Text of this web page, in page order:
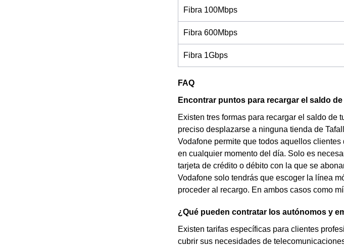
Fibra 100Mbps
Fibra 600Mbps
Fibra 1Gbps
FAQ
Encontrar puntos para recargar el saldo
Existen tres formas para recargar el saldo de
preciso desplazarse a ninguna tienda de
Vodafone permite que todos aquellos
en cualquier momento del día. Solo es
tarjeta de crédito o débito con la que se
Vodafone solo tendrás que escoger la línea
proceder al recargo. En ambos casos como
¿Qué pueden contratar los autónomos y
Existen tarifas específicas para clientes
cubrir sus necesidades de